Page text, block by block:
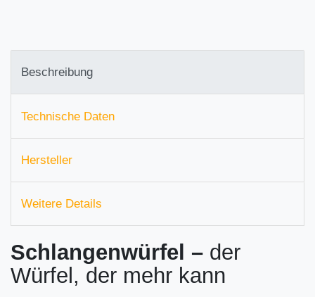
Beschreibung
Technische Daten
Hersteller
Weitere Details
Schlangenwürfel – der
Würfel, der mehr kann